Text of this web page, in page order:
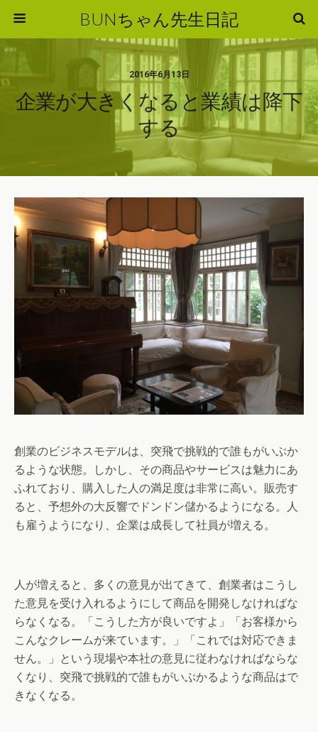
BUNちゃん先生日記
2016年6月13日
企業が大きくなると業績は降下
する
創業のビジネスモデルは、突飛で挑戦的で誰もがいぶか
るような状態。しかし、その商品やサービスは魅力にあ
ふれており、購入した人の満足度は非常に高い。販売す
ると、予想外の大反響でドンドン儲かるようになる。人
も雇うようになり、企業は成長して社員が増える。
人が増えると、多くの意見が出てきて、創業者はこうし
た意見を受け入れるようにして商品を開発しなければな
らなくなる。「こうした方が良いですよ」「お客様から
こんなクレームが来ています。」「これでは対応できま
せん。」という現場や本社の意見に従わなければならな
くなり、突飛で挑戦的で誰もがいぶかるような商品はで
きなくなる。